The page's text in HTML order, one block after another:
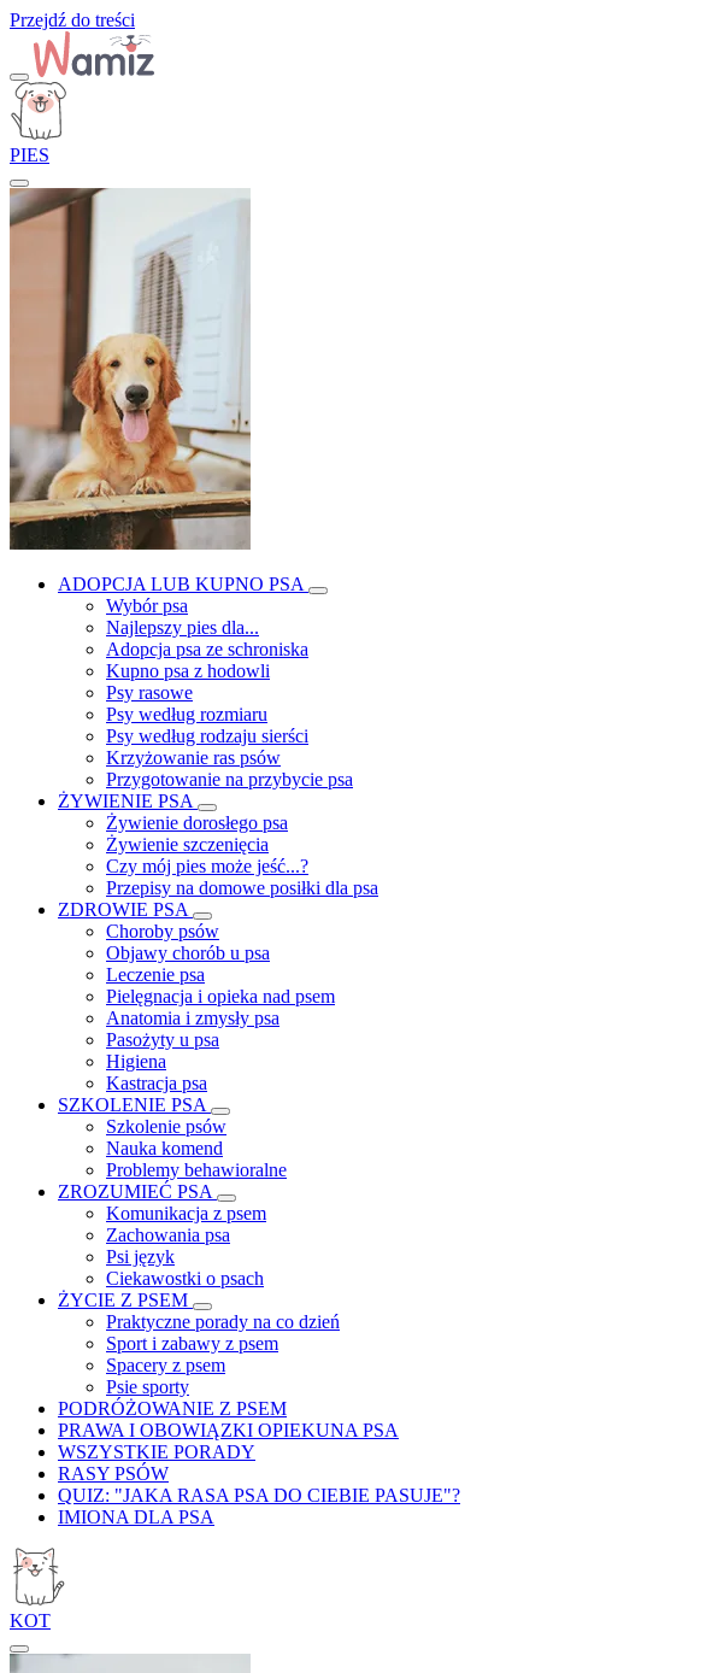
Przejdź do treści
PIES
ADOPCJA LUB KUPNO PSA
Wybór psa
Najlepszy pies dla...
Adopcja psa ze schroniska
Kupno psa z hodowli
Psy rasowe
Psy według rozmiaru
Psy według rodzaju sierści
Krzyżowanie ras psów
Przygotowanie na przybycie psa
ŻYWIENIE PSA
Żywienie dorosłego psa
Żywienie szczenięcia
Czy mój pies może jeść...?
Przepisy na domowe posiłki dla psa
ZDROWIE PSA
Choroby psów
Objawy chorób u psa
Leczenie psa
Pielęgnacja i opieka nad psem
Anatomia i zmysły psa
Pasożyty u psa
Higiena
Kastracja psa
SZKOLENIE PSA
Szkolenie psów
Nauka komend
Problemy behawioralne
ZROZUMIEĆ PSA
Komunikacja z psem
Zachowania psa
Psi język
Ciekawostki o psach
ŻYCIE Z PSEM
Praktyczne porady na co dzień
Sport i zabawy z psem
Spacery z psem
Psie sporty
PODRÓŻOWANIE Z PSEM
PRAWA I OBOWIĄZKI OPIEKUNA PSA
WSZYSTKIE PORADY
RASY PSÓW
QUIZ: "JAKA RASA PSA DO CIEBIE PASUJE"?
IMIONA DLA PSA
KOT